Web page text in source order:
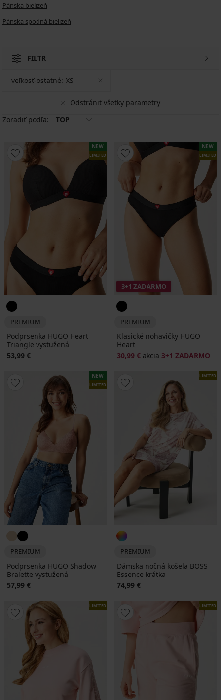
Pánska bielizeň
Pánska spodná bielizeň
FILTR
Odstrániť všetky parametry
veľkosť-ostatné: XS
Zoradiť podľa: TOP
NEW
LIMITED
PREMIUM
Podprsenka HUGO Heart
Triangle vystužená
53,99 €
NEW
LIMITED
3+1 ZADARMO
PREMIUM
Klasické nohavičky HUGO
Heart
30,99 € akcia 3+1 ZADARMO
NEW
LIMITED
PREMIUM
Podprsenka HUGO Shadow
Bralette vystužená
57,99 €
LIMITED
PREMIUM
Dámska nočná košeľa BOSS
Essence krátka
74,99 €
LIMITED LIMITED